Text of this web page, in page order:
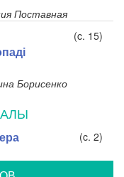
Поставная
(c. 15)
Борисенко
(c. 2)